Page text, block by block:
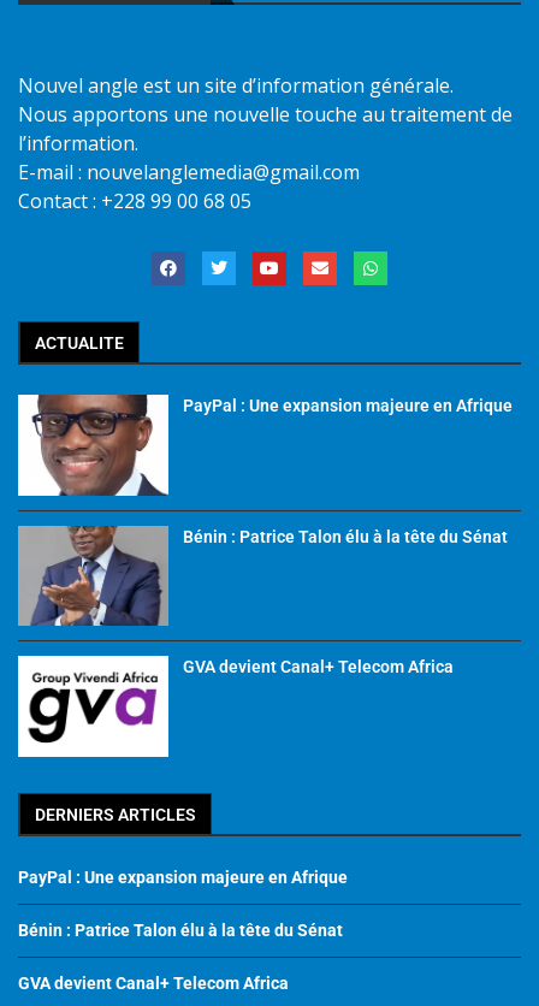
Nouvel angle est un site d’information générale.
Nous apportons une nouvelle touche au traitement de
l’information.
E-mail : nouvelanglemedia@gmail.com
Contact : +228 99 00 68 05
ACTUALITE
PayPal : Une expansion majeure en Afrique
Bénin : Patrice Talon élu à la tête du Sénat
GVA devient Canal+ Telecom Africa
DERNIERS ARTICLES
PayPal : Une expansion majeure en Afrique
Bénin : Patrice Talon élu à la tête du Sénat
GVA devient Canal+ Telecom Africa